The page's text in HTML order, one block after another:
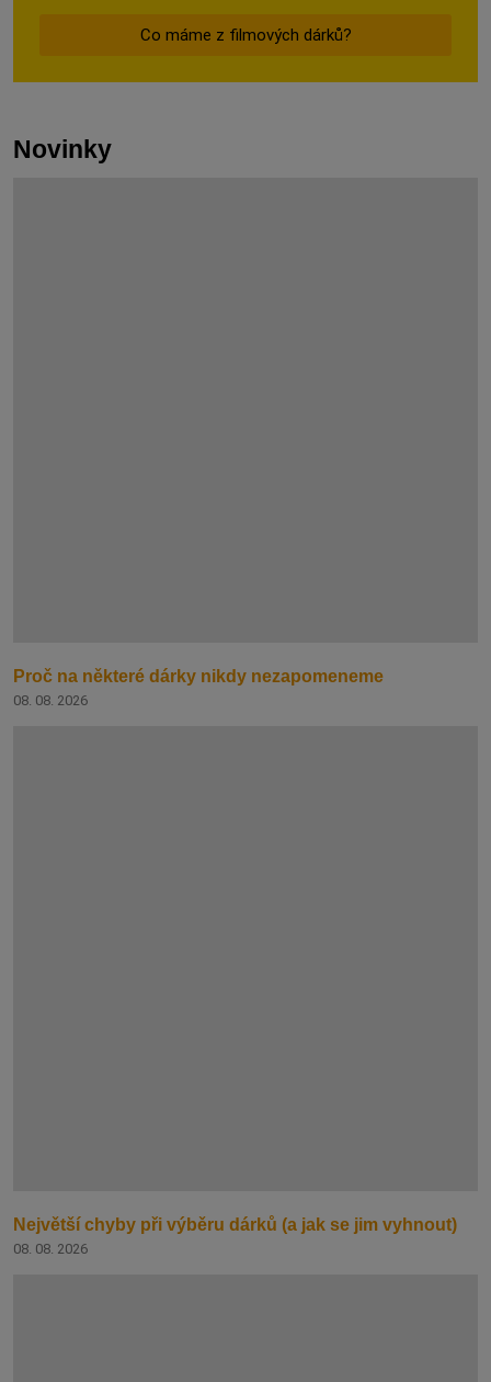
Co máme z filmových dárků?
Novinky
Proč na některé dárky nikdy nezapomeneme
08. 08. 2026
Největší chyby při výběru dárků (a jak se jim vyhnout)
08. 08. 2026